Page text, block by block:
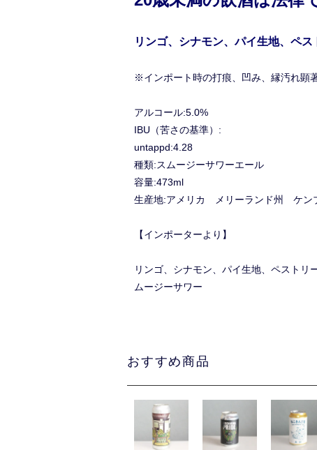
リンゴ、シナモン、パイ生地、ペ
※インポート時の打痕、凹み、縁汚れ顕
アルコール:5.0%
IBU（苦さの基準）:
untappd:4.28
種類:スムージーサワーエール
容量:473ml
生産地:アメリカ メリーランド州 ケン
【インポーターより】
リンゴ、シナモン、パイ生地、ペストリ
ムージーサワー
おすすめ商品